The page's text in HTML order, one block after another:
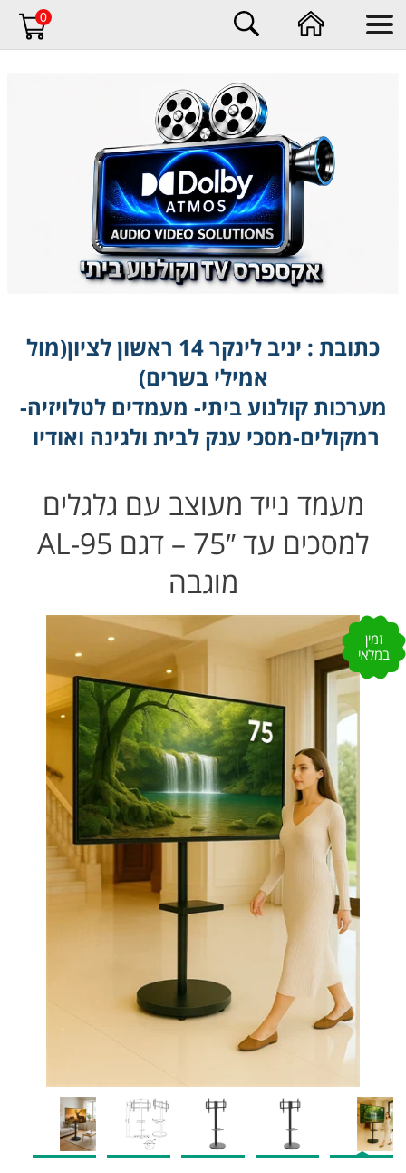
0
​​​​​​​כתובת : יניב לינקר 14 ראשון לציון(מול
אמילי בשרים)
מערכות קולנוע ביתי- מעמדים לטלויזיה-
רמקולים-מסכי ענק לבית ולגינה ואודיו
מעמד נייד מעוצב עם גלגלים
למסכים עד 75″ – דגם AL-95
מוגבה
זמין
במלאי